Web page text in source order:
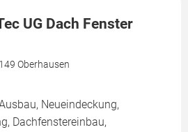
UG Dach Fenster
Oberhausen
Neueindeckung,
Dachfenstereinbau,